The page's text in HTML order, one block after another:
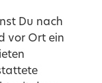
Du nach
vor Ort ein